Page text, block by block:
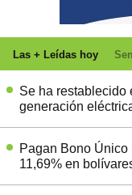
Las + Leídas hoy
Se ha restablecido
generación
Pagan Bono
11,69% en